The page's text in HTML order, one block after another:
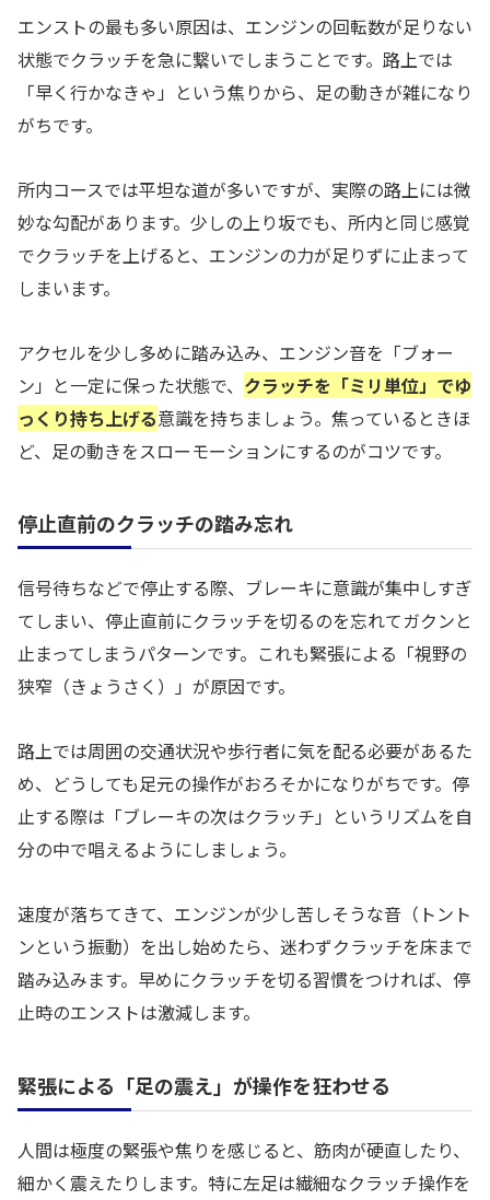
エンストの最も多い原因は、エンジンの回転数が足りない
状態でクラッチを急に繋いでしまうことです。路上では
「早く行かなきゃ」という焦りから、足の動きが雑になり
がちです。
所内コースでは平坦な道が多いですが、実際の路上には微
妙な勾配があります。少しの上り坂でも、所内と同じ感覚
でクラッチを上げると、エンジンの力が足りずに止まって
しまいます。
アクセルを少し多めに踏み込み、エンジン音を「ブォー
ン」と一定に保った状態で、 クラッチを「ミリ単位」でゆ
っくり持ち上げる意識を持ちましょう。焦っているときほ
ど、足の動きをスローモーションにするのがコツです。
停止直前のクラッチの踏み忘れ
信号待ちなどで停止する際、ブレーキに意識が集中しすぎ
てしまい、停止直前にクラッチを切るのを忘れてガクンと
止まってしまうパターンです。これも緊張による「視野の
狭窄（きょうさく）」が原因です。
路上では周囲の交通状況や歩行者に気を配る必要があるた
め、どうしても足元の操作がおろそかになりがちです。停
止する際は「ブレーキの次はクラッチ」というリズムを自
分の中で唱えるようにしましょう。
速度が落ちてきて、エンジンが少し苦しそうな音（トント
ンという振動）を出し始めたら、迷わずクラッチを床まで
踏み込みます。早めにクラッチを切る習慣をつければ、停
止時のエンストは激減します。
緊張による「足の震え」が操作を狂わせる
人間は極度の緊張や焦りを感じると、筋肉が硬直したり、
細かく震えたりします。特に左足は繊細なクラッチ操作を